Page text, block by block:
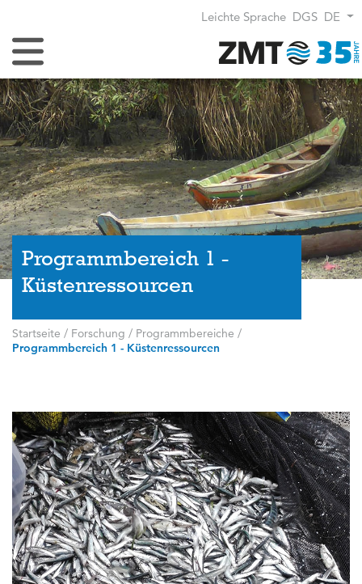
Leichte Sprache DGS DE
Navigation umschalten
Programmbereich 1 -
Küstenressourcen
Startseite / Forschung / Programmbereiche /
Programmbereich 1 - Küstenressourcen